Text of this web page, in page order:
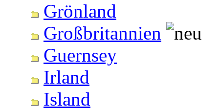
Grönland
Großbritannien
Guernsey
Irland
Island